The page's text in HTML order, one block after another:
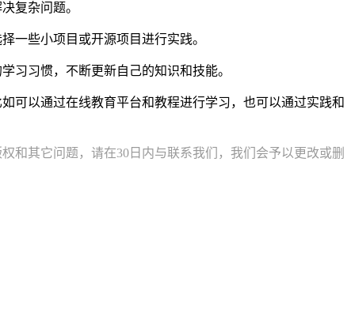
复杂问题。
一些小项目或开源项目进行实践。
习习惯，不断更新自己的知识和技能。
可以通过在线教育平台和教程进行学习，也可以通过实践和
和其它问题，请在30日内与联系我们，我们会予以更改或删